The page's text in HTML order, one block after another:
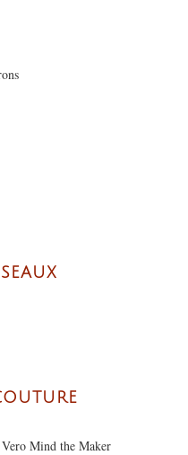
Mind the Maker